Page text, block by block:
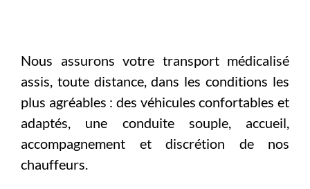
Nous assurons votre transport médicalisé
assis, toute distance, dans les conditions les
plus agréables : des véhicules confortables et
adaptés, une conduite souple, accueil,
accompagnement et discrétion de nos
chauffeurs.